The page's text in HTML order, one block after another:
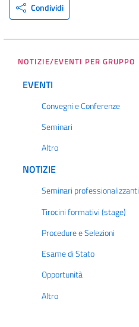
Condividi
NOTIZIE/EVENTI PER GRUPPO
EVENTI
Convegni e Conferenze
Seminari
Altro
NOTIZIE
Seminari professionalizzanti
Tirocini formativi (stage)
Procedure e Selezioni
Esame di Stato
Opportunità
Altro